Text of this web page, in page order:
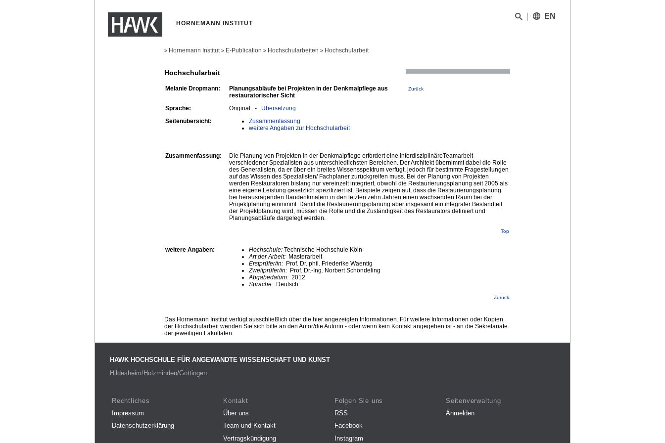
HORNEMANN INSTITUT
EN
> Hornemann Institut > E-Publication > Hochschularbeiten > Hochschularbeit
Hochschularbeit
Melanie Dropmann:
Planungsabläufe bei Projekten in der Denkmalpflege aus
restauratorischer Sicht
Zurück
Sprache: Original - Übersetzung
Seitenübersicht:
Zusammenfassung
weitere Angaben zur Hochschularbeit
Zusammenfassung:
Die Planung von Projekten in der Denkmalpflege erfordert eine interdisziplinäreTeamarbeit
verschiedener Spezialisten aus unterschiedlichsten Bereichen. Der Architekt übernimmt dabei die Rolle
des Generalisten, da er über ein breites Wissensspektrum verfügt, jedoch für bestimmte Fragestellungen
auf das Wissen des Spezialisten/ Fachplaner zurückgreifen muss. Bei der Planung von Projekten
werden Restauratoren bislang nur vereinzelt integriert, obwohl die Restaurierungsplanung seit 2005 als
eine eigene Leistung gesetzlich spezifiziert ist. Beispiele zeigen auf, dass die Restaurierungsplanung
bei herausragenden Baudenkmälern in den letzten zehn Jahren einen wachsenden Raum bei der
Projektplanung einnimmt. Damit die Restaurierungsplanung aber insgesamt ein integraler Bestandteil
der Projektplanung wird, müssen die Rolle und die Zuständigkeit des Restaurators definiert und
Planungsabläufe dargelegt werden.
Top
weitere Angaben: Hochschule: Technische Hochschule Köln
Art der Arbeit: Masterarbeit
Erstprüfer/in: Prof. Dr. phil. Friederike Waentig
Zweitprüfer/in: Prof. Dr.-Ing. Norbert Schöndeling
Abgabedatum: 2012
Sprache: Deutsch
Zurück
Das Hornemann Institut verfügt ausschließlich über die hier angezeigten Informationen. Für weitere Informationen oder Kopien
der Hochschularbeit wenden Sie sich bitte an den Autor/die Autorin - oder wenn kein Kontakt angegeben ist - an die Sekretariate
der jeweiligen Fakultäten.
HAWK HOCHSCHULE FÜR ANGEWANDTE WISSENSCHAFT UND KUNST
Hildesheim/Holzminden/Göttingen
Rechtliches
Impressum
Datenschutzerklärung
Kontakt
Über uns
Team und Kontakt
Vertragskündigung
Folgen Sie uns
RSS
Facebook
Instagram
Seitenverwaltung
Anmelden